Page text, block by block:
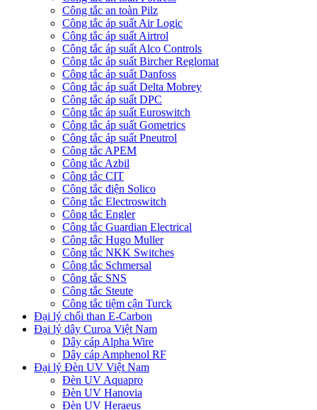
Công tắc an toàn Pilz
Công tắc áp suất Air Logic
Công tắc áp suất Airtrol
Công tắc áp suất Alco Controls
Công tắc áp suất Bircher Reglomat
Công tắc áp suất Danfoss
Công tắc áp suất Delta Mobrey
Công tắc áp suất DPC
Công tắc áp suất Euroswitch
Công tắc áp suất Gometrics
Công tắc áp suất Pneutrol
Công tắc APEM
Công tắc Azbil
Công tắc CIT
Công tắc điện Solico
Công tắc Electroswitch
Công tắc Engler
Công tắc Guardian Electrical
Công tắc Hugo Muller
Công tắc NKK Switches
Công tắc Schmersal
Công tắc SNS
Công tắc Steute
Công tắc tiệm cận Turck
Đại lý chổi than E-Carbon
Đại lý dây Curoa Việt Nam
Dây cáp Alpha Wire
Dây cáp Amphenol RF
Đại lý Đèn UV Việt Nam
Đèn UV Aquapro
Đèn UV Hanovia
Đèn UV Heraeus